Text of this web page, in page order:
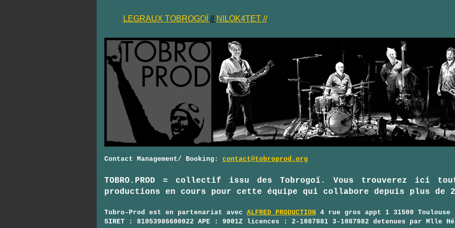
LEGRAUX TOBROGOÏ // NILOK4TET //
Contact Management/ Booking: contact@tobroprod.org
TOBRO.PROD = collectif issu des Tobrogoï. Vous trouverez ici
productions en cours pour cette équipe qui collabore depuis plus de
Tobro-Prod est en partenariat avec ALFRED PRODUCTION 4 rue gros appt 1 31500 Toulouse
SIRET : 81053986600022 APE : 9001Z licences : 2-1087881 3-1087882 detenues par Mlle